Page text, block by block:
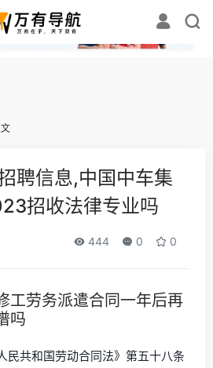
✕
聘信息,中国中车集
招收法律专业吗
444 0 0
工劳务派遣合同一年后再
吗
民共和国劳动合同法》第五十八条